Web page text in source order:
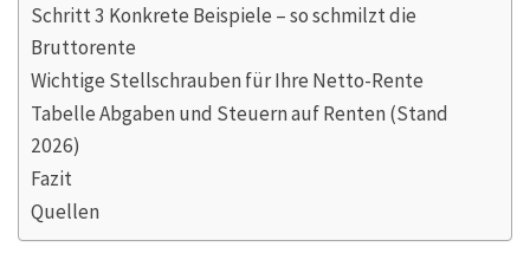
Schritt 3 Konkrete Beispiele – so schmilzt die
Bruttorente
Wichtige Stellschrauben für Ihre Netto-Rente
Tabelle Abgaben und Steuern auf Renten (Stand
2026)
Fazit
Quellen